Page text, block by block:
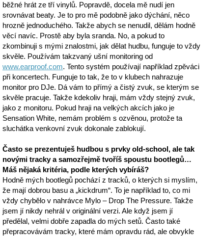
běžné hrát ze tří vinylů. Popravdě, docela mě nudí jen
srovnávat beaty. Je to pro mě podobně jako dýchání, něco
hrozně jednoduchého. Takže abych se nenudil, dělám hodně
věcí navíc. Prostě aby byla sranda. No, a pokud to
zkombinuji s mými znalostmi, jak dělat hudbu, funguje to vždy
skvěle. Používám takzvaný ušní monitoring od
www.earproof.com. Tento systém používají například zpěváci
při koncertech. Funguje to tak, že to v klubech nahrazuje
monitor pro DJe. Dá vám to přímý a čistý zvuk, se kterým se
skvěle pracuje. Takže kdekoliv hraji, mám vždy stejný zvuk,
jako z monitoru. Pokud hraji na velkých akcích jako je
Sensation White, nemám problém s ozvěnou, protože ta
sluchátka venkovní zvuk dokonale zablokují.
Často se prezentuješ hudbou s prvky old-school, ale tak
novými tracky a samozřejmě tvoříš spoustu bootlegů…
Máš nějaká kritéria, podle kterých vybíráš?
Hodně mých bootlegů pochází z tracků, o kterých si myslím,
že mají dobrou basu a „kickdrum“. To je například to, co mi
vždy chybělo v nahrávce Mylo – Drop The Pressure. Takže
jsem jí nikdy nehrál v originální verzi. Ale když jsem jí
předělal, velmi dobře zapadla do mých setů. Často také
přepracovávám tracky, které mám opravdu rád, ale obvykle